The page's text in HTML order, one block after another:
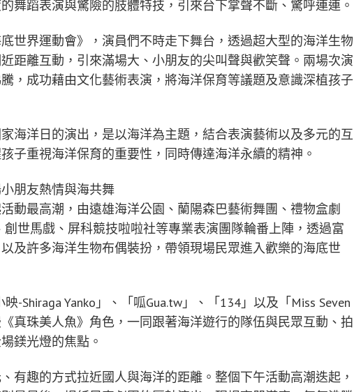
舞蹈表演與驚險的肢體特技，引來台下掌聲不斷、驚呼連連。
世界運動會》，演員們不時走下舞台，透過超大型的海洋生物
距離互動，引來滿場大、小朋友的尖叫聲與歡笑聲。兩場次演
，成功藉由文化藝術表演，將海洋保育等議題及意識深植孩子
海洋日的演出，是以海洋為主題，結合表演藝術以及多元的互
子重視海洋保育的重要性，同時傳達海洋永續的精神。
朋友熱情與海共舞
動最高潮，由遠雄海洋公園、蘭陽森巴藝術舞團、禮物盒劇
創世馬戲、屏科競技啦啦社等專業表演團隊輪番上陣，透過富
及許多海洋生物布偶裝扮，帶領現場民眾進入歡樂的海底世
-Shiraga Yanko」、「呱Gua.tw」、「134」以及「Miss Seven
真珠美人魚》角色，一同跟著海洋遊行的隊伍與民眾互動、拍
鎂光燈的焦點。
有趣的方式拉近國人與海洋的距離。整個下午活動高潮迭起，